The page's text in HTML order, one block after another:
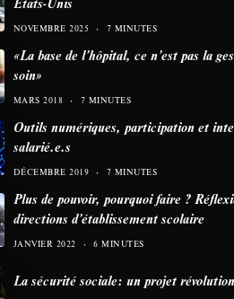
NOVEMBRE 2025 7 MINUTES
«La base de l’hôpital, ce n’est pas la
soin»
MARS 2018 7 MINUTES
Outils numériques, participation et
salarié.e.s
DÉCEMBRE 2019 7 MINUTES
Plus de pouvoir, pourquoi faire ?
directions d’établissement scolaire
JANVIER 2022 6 MINUTES
La sécurité sociale: un projet